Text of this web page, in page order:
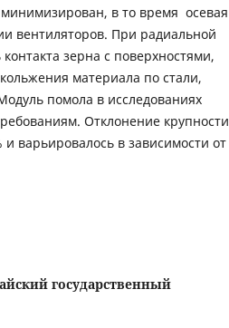
в то время осевая
вентиляторов. При радиальной
зерна с поверхностями,
материала по стали,
помола в исследованиях
Отклонение крупности
варьировалось в зависимости от
государственный